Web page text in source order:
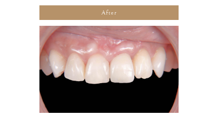
After